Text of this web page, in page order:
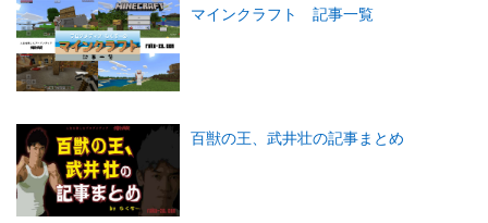
マインクラフト 記事一覧
百獣の王、武井壮の記事まとめ